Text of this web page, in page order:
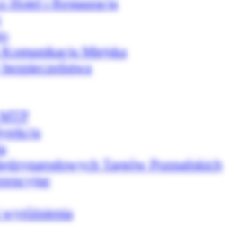
Hotel i Restauracja
Komunikacja Miejska
bezpieczeństwa
Targów Poznańskich
wyróżnienia